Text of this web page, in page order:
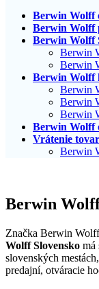
Berwin Wolff
Berwin Wolff
Berwin Wolff
Berwin
Berwin
Berwin Wolff
Berwin
Berwin
Berwin
Berwin Wolff
Vrátenie
Berwin
Berwin
Značka Berwin
Wolff Slovensko má
slovenských
predajní, otváracie